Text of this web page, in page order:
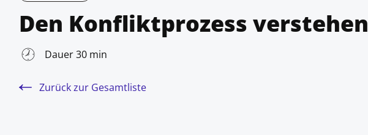
Den Konfliktprozess verstehen
Dauer 30 min
Zurück zur Gesamtliste